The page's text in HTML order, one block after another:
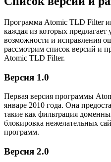
Программа Atomic TLD Filter
каждая из которых
возможности и исправления
рассмотрим список версий и
Atomic TLD Filter.
Версия 1.0
Первая версия программы
январе 2010 года. Она
такие как фильтрация
блокировка нежелательных
программ.
Версия 2.0